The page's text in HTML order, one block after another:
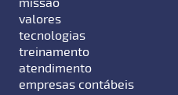
missão
valores
tecnologias
treinamento
atendimento
empresas contábeis